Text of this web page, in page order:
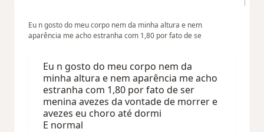
Eu n gosto do meu corpo nem da minha altura e nem
aparência me acho estranha com 1,80 por fato de se
Eu n gosto do meu corpo nem da
minha altura e nem aparência me acho
estranha com 1,80 por fato de ser
menina avezes da vontade de morrer e
avezes eu choro até dormi
E normal